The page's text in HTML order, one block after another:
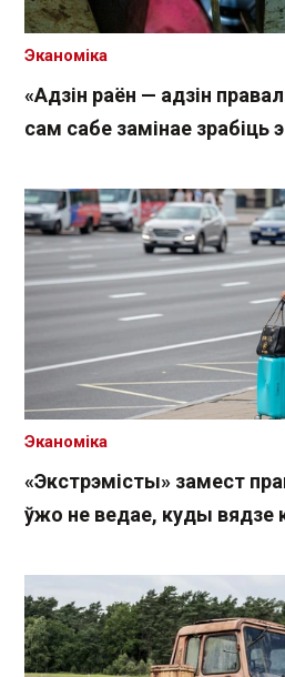
«Адзін раён — адзін
сам сабе замінае зрабіць
Эканоміка
«Экстрэмісты» замест
ўжо не ведае, куды вядзе
Эканоміка